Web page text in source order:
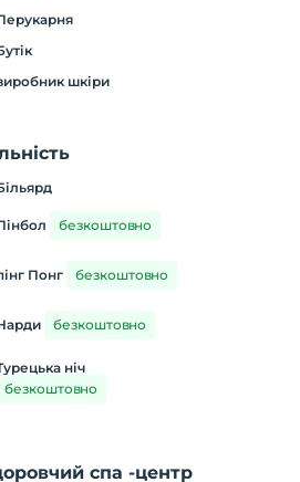
шкіри
безкоштовно
Понг безкоштовно
безкоштовно
ніч
безкоштовно
спа -центр